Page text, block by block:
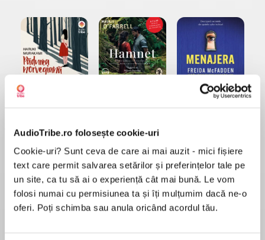
AudioTribe.ro folosește cookie-uri
Cookie-uri? Sunt ceva de care ai mai auzit - mici fișiere
text care permit salvarea setărilor și preferințelor tale pe
un site, ca tu să ai o experiență cât mai bună. Le vom
folosi numai cu permisiunea ta și îți mulțumim dacă ne-o
oferi. Poți schimba sau anula oricând acordul tău.
Pădurea norvegiană
de...
Dani Francis
la...
Lauren Weisberger
Menajera
Sohn Won-pyung